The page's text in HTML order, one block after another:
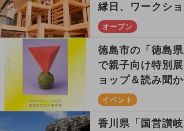
縁日、ワークシ
オープン
徳島市の「徳島県
で親子向け特別
ョップ＆読み聞
イベント
香川県「国営讃岐